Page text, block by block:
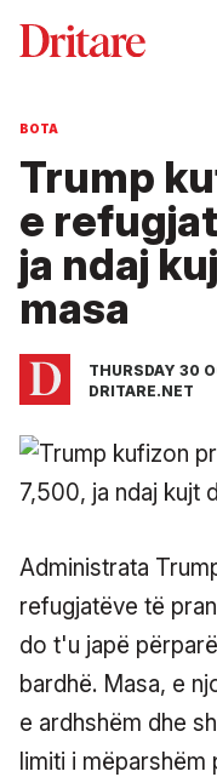
BOTA
Trump
e
ja ndaj
masa
THURSDAY 30
DRITARE.NET
Administrata
refugjatëve të
do t'u japë
bardhë. Masa, e
e ardhshëm dhe
limiti i